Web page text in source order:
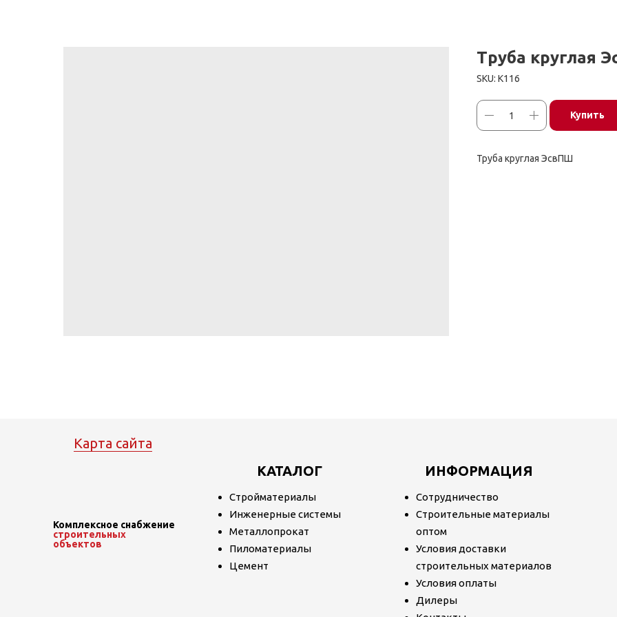
Труба круглая
SKU: К116
Купить
Труба круглая ЭсвПШ
Комплексное снабжение
строительных
объектов
КАТАЛОГ
Стройматериалы
Инженерные системы
Металлопрокат
Пиломатериалы
Цемент
Сотрудничество
Строительные материалы
оптом
Условия доставки
строительных материалов
Условия оплаты
Дилеры
ИНФОРМАЦИЯ
Карта сайта